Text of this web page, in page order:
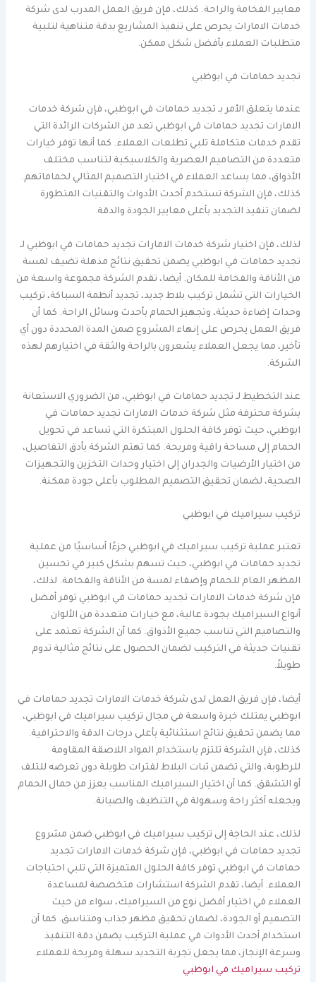
معايير الفخامة والراحة. كذلك، فإن فريق العمل المدرب لدى شركة
خدمات الامارات يحرص على تنفيذ المشاريع بدقة متناهية لتلبية
متطلبات العملاء بأفضل شكل ممكن.
تجديد حمامات في ابوظبي
عندما يتعلق الأمر بـ تجديد حمامات في ابوظبي، فإن شركة خدمات
الامارات تجديد حمامات في ابوظبي تعد من الشركات الرائدة التي
تقدم خدمات متكاملة تلبي تطلعات العملاء. كما أنها توفر خيارات
متعددة من التصاميم العصرية والكلاسيكية لتناسب مختلف
الأذواق، مما يساعد العملاء في اختيار التصميم المثالي لحماماتهم.
كذلك، فإن الشركة تستخدم أحدث الأدوات والتقنيات المتطورة
لضمان تنفيذ التجديد بأعلى معايير الجودة والدقة.
لذلك، فإن اختيار شركة خدمات الامارات تجديد حمامات في ابوظبي لـ
تجديد حمامات في ابوظبي يضمن تحقيق نتائج مذهلة تضيف لمسة
من الأناقة والفخامة للمكان. أيضا، تقدم الشركة مجموعة واسعة من
الخيارات التي تشمل تركيب بلاط جديد، تجديد أنظمة السباكة، تركيب
وحدات إضاءة حديثة، وتجهيز الحمام بأحدث وسائل الراحة. كما أن
فريق العمل يحرص على إنهاء المشروع ضمن المدة المحددة دون أي
تأخير، مما يجعل العملاء يشعرون بالراحة والثقة في اختيارهم لهذه
الشركة.
عند التخطيط لـ تجديد حمامات في ابوظبي، من الضروري الاستعانة
بشركة محترفة مثل شركة خدمات الامارات تجديد حمامات في
ابوظبي، حيث توفر كافة الحلول المبتكرة التي تساعد في تحويل
الحمام إلى مساحة راقية ومريحة. كما تهتم الشركة بأدق التفاصيل،
من اختيار الأرضيات والجدران إلى اختيار وحدات التخزين والتجهيزات
الصحية، لضمان تحقيق التصميم المطلوب بأعلى جودة ممكنة.
تركيب سيراميك في ابوظبي
تعتبر عملية تركيب سيراميك في ابوظبي جزءًا أساسيًا من عملية
تجديد حمامات في ابوظبي، حيث تسهم بشكل كبير في تحسين
المظهر العام للحمام وإضفاء لمسة من الأناقة والفخامة. لذلك،
فإن شركة خدمات الامارات تجديد حمامات في ابوظبي توفر أفضل
أنواع السيراميك بجودة عالية، مع خيارات متعددة من الألوان
والتصاميم التي تناسب جميع الأذواق. كما أن الشركة تعتمد على
تقنيات حديثة في التركيب لضمان الحصول على نتائج مثالية تدوم
طويلاً.
أيضا، فإن فريق العمل لدى شركة خدمات الامارات تجديد حمامات في
ابوظبي يمتلك خبرة واسعة في مجال تركيب سيراميك في ابوظبي،
مما يضمن تحقيق نتائج استثنائية بأعلى درجات الدقة والاحترافية.
كذلك، فإن الشركة تلتزم باستخدام المواد اللاصقة المقاومة
للرطوبة، والتي تضمن ثبات البلاط لفترات طويلة دون تعرضه للتلف
أو التشقق. كما أن اختيار السيراميك المناسب يعزز من جمال الحمام
ويجعله أكثر راحة وسهولة في التنظيف والصيانة.
لذلك، عند الحاجة إلى تركيب سيراميك في ابوظبي ضمن مشروع
تجديد حمامات في ابوظبي، فإن شركة خدمات الامارات تجديد
حمامات في ابوظبي توفر كافة الحلول المتميزة التي تلبي احتياجات
العملاء. أيضا، تقدم الشركة استشارات متخصصة لمساعدة
العملاء في اختيار أفضل نوع من السيراميك، سواء من حيث
التصميم أو الجودة، لضمان تحقيق مظهر جذاب ومتناسق. كما أن
استخدام أحدث الأدوات في عملية التركيب يضمن دقة التنفيذ
وسرعة الإنجاز، مما يجعل تجربة التجديد سهلة ومريحة للعملاء.
تركيب سيراميك في ابوظبي